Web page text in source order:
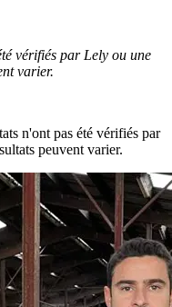
vérifiés par Lely ou une
varier.
n'ont pas été vérifiés par
peuvent varier.